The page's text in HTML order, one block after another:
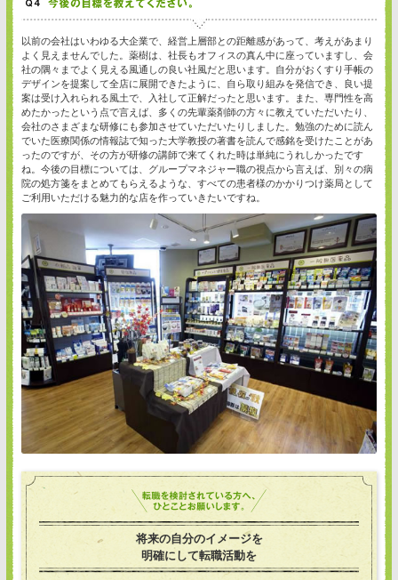
以前の会社はいわゆる大企業で、経営上層部との距離感があって、考えがあまり
よく見えませんでした。薬樹は、社長もオフィスの真ん中に座っていますし、会
社の隅々までよく見える風通しの良い社風だと思います。自分がおくすり手帳の
デザインを提案して全店に展開できたように、自ら取り組みを発信でき、良い提
案は受け入れられる風土で、入社して正解だったと思います。また、専門性を高
めたかったという点で言えば、多くの先輩薬剤師の方々に教えていただいたり、
会社のさまざまな研修にも参加させていただいたりしました。勉強のために読ん
でいた医療関係の情報誌で知った大学教授の著書を読んで感銘を受けたことがあ
ったのですが、その方が研修の講師で来てくれた時は単純にうれしかったです
ね。今後の目標については、グループマネジャー職の視点から言えば、別々の病
院の処方箋をまとめてもらえるような、すべての患者様のかかりつけ薬局として
ご利用いただける魅力的な店を作っていきたいですね。
将来の自分のイメージを
明確にして転職活動を